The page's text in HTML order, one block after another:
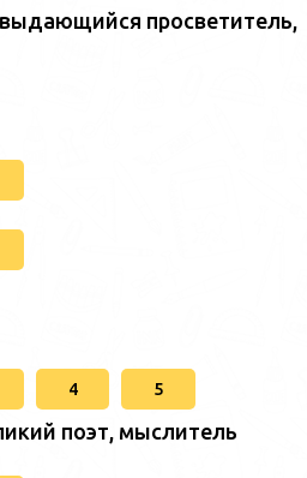
просветитель,
4 5
поэт, мыслитель